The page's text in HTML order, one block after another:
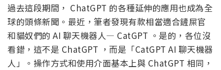
過去這段期間， ChatGPT 的各種延伸的應用也成為全
球的頭條新聞。最近，筆者發現有款相當適合鏟屎官
和貓奴們的 AI 聊天機器人— CatGPT 。是的，各位沒
看錯，這不是 ChatGPT ，而是「CatGPT AI 聊天機器
人」。操作方式和使用介面基本上與 ChatGPT 相同，